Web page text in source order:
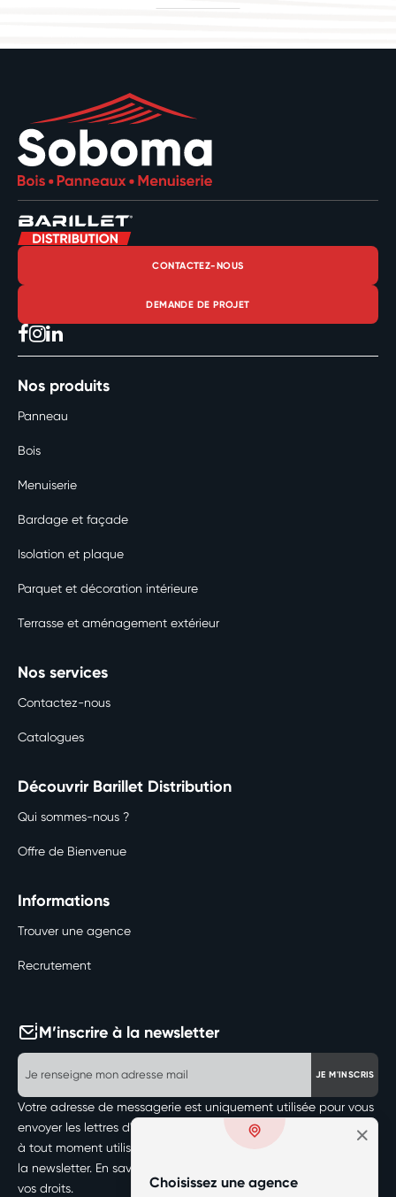
CONTACTEZ-NOUS
DEMANDE DE PROJET
Nos produits
Panneau
Bois
Menuiserie
Bardage et façade
Isolation et plaque
Parquet et décoration intérieure
Terrasse et aménagement extérieur
Nos services
Contactez-nous
Catalogues
Découvrir Barillet Distribution
Qui sommes-nous ?
Offre de Bienvenue
Informations
Trouver une agence
Recrutement
M’inscrire à la newsletter
JE M'INSCRIS
Votre adresse de messagerie est uniquement utilisée pour vous
envoyer les lettres d'information de votre agence. Vous pouvez
à tout moment utiliser le lien de désabonnement intégré dans
la newsletter. En savoir plus sur la gestion de vos données et
vos droits.
Choisissez une agence